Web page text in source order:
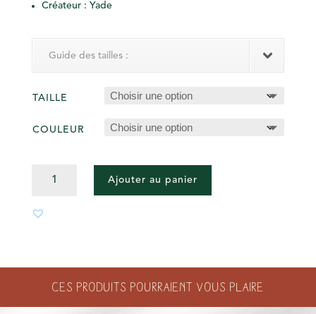
Créateur : Yade
Guide des tailles :
TAILLE
COULEUR
MENSTRUELLE
Ajouter au panier
Ces produits pourraient vous plaire